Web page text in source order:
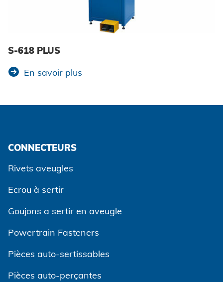
S-618 PLUS
En savoir plus
CONNECTEURS
Rivets aveugles
Ecrou à sertir
Goujons a sertir en aveugle
Powertrain Fasteners
Pièces auto-sertissables
Pièces auto-perçantes